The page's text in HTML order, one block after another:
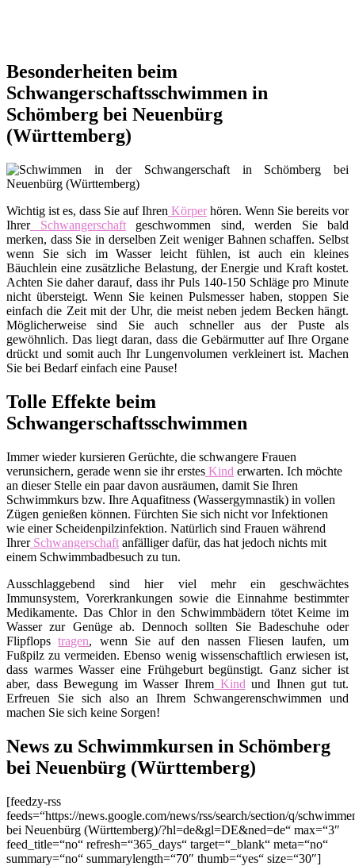
Besonderheiten beim
Schwangerschaftsschwimmen in
Schömberg bei Neuenbürg
(Württemberg)
Wichtig ist es, dass Sie auf Ihren Körperhören. Wenn Sie bereits vor
IhrerSchwangerschaftgeschwommen sind, werden Sie bald
merken, dass Sie in derselben Zeit weniger Bahnen schaffen. Selbst
wenn Sie sich im Wasser leicht fühlen, ist auch ein kleines
Bäuchlein eine zusätzliche Belastung, der Energie und Kraft kostet.
Achten Sie daher darauf, dass ihr Puls 140-150 Schläge pro Minute
nicht übersteigt. Wenn Sie keinen Pulsmesser haben, stoppen Sie
einfach die Zeit mit der Uhr, die meist neben jedem Becken hängt.
Möglicherweise sind Sie auch schneller aus der Puste als
gewöhnlich. Das liegt daran, dass die Gebärmutter auf Ihre Organe
drückt und somit auch Ihr Lungenvolumen verkleinert ist. Machen
Sie bei Bedarf einfach eine Pause!
Tolle Effekte beim
Schwangerschaftsschwimmen
Immer wieder kursieren Gerüchte, die schwangere Frauen
verunsichern, gerade wenn sie ihr erstes Kind erwarten. Ich möchte
an dieser Stelle ein paar davon ausräumen, damit Sie Ihren
Schwimmkurs bzw. Ihre Aquafitness (Wassergymnastik) in vollen
Zügen genießen können. Fürchten Sie sich nicht vor Infektionen
wie einer Scheidenpilzinfektion. Natürlich sind Frauen während
IhrerSchwangerschaft anfälliger dafür, das hat jedoch nichts mit
einem Schwimmbadbesuch zu tun.
Ausschlaggebend sind hier viel mehr ein geschwächtes
Immunsystem, Vorerkrankungen sowie die Einnahme bestimmter
Medikamente. Das Chlor in den Schwimmbädern tötet Keime im
Wasser zur Genüge ab. Dennoch sollten Sie Badeschuhe oder
Flipflopstragen, wenn Sie auf den nassen Fliesen laufen, um
Fußpilz zu vermeiden. Ebenso wenig wissenschaftlich erwiesen ist,
dass warmes Wasser eine Frühgeburt begünstigt. Ganz sicher ist
aber, dass Bewegung im Wasser Ihrem Kind und Ihnen gut tut.
Erfreuen Sie sich also an Ihrem Schwangerenschwimmen und
machen Sie sich keine Sorgen!
News zu Schwimmkursen in Schömberg
bei Neuenbürg (Württemberg)
[feedzy-rss
feeds=“https://news.google.com/news/rss/search/section/q/
bei Neuenbürg (Württemberg)/?hl=de&gl=DE&ned=de“ max=“3″
feed_title=“no“ refresh=“365_days“ target=“_blank“ meta=“no“
summary=“no“ summarylength=“70″ thumb=“yes“ size=“30″]